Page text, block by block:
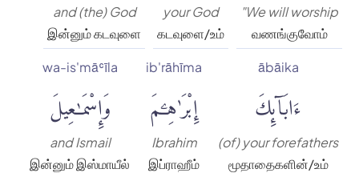
"We will worship
வணங்குவோம்
your God
கடவுளை/உம்
and (the) God
இன்னும் கடவுளை
ābāika
ءَابَآئِكَ
(of) your forefathers
மூதாதைகளின்/உம்
ib'rāhīma
إِبْرَٰهِۦمَ
Ibrahim
இப்ராஹீம்
wa-is'māʿīla
وَإِسْمَٰعِيلَ
and Ismail
இன்னும் இஸ்மாயீல்